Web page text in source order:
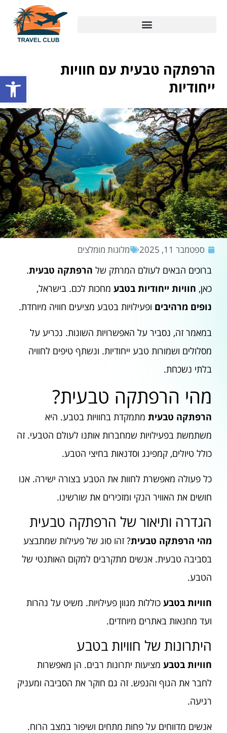
פתח
הרפתקה טבעית עם חוויות
ייחודיות
ספטמבר 11, 2025 מלונות מומלצים
ברוכים הבאים לעולם המרתק של הרפתקה טבעית.
כאן, חוויות ייחודיות בטבע מחכות לכם. בישראל,
נופים מרהיבים ופעילויות בטבע מציעים חוויה מיוחדת.
במאמר זה, נסביר על האפשרויות השונות. נכריע על
מסלולים ושמורות טבע ייחודיות. ונשתף טיפים לחוויה
בלתי נשכחת.
מהי הרפתקה טבעית?
הרפתקה טבעית מתמקדת בחוויות בטבע. היא
משתמשת בפעילויות שמחברות אותנו לעולם הטבעי. זה
כולל טיולים, קמפינג וסדנאות בחיצי הטבע.
כל פעולה מאפשרת לחוות את הטבע בצורה ישירה. אנו
חושים את האוויר הנקי ומזכירים את שורשינו.
הגדרה ותיאור של הרפתקה טבעית
מהי הרפתקה טבעית? זהו סוג של פעילות שמתבצע
בסביבה טבעית. אנשים מתקרבים למקום האותנטי של
הטבע.
חוויות בטבע כוללות מגוון פעילויות. משיט על נהרות
ועד מחנאות באתרים מיוחדים.
היתרונות של חוויות בטבע
חוויות בטבע מציעות יתרונות רבים. הן מאפשרות
לחבר את הגוף והנפש. זה גם חוקר את הסביבה ומעניק
רגיעה.
אנשים מדווחים על פחות מתחים ושיפור במצב הרוח.